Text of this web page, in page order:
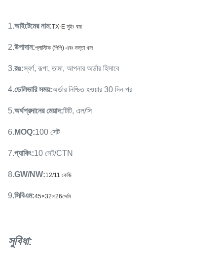
1.আইটেমের নাম:TX-E সুইং বার
2.উপাদান:প্লাস্টিক (পিপি) এবং দস্তা খাদ
3.রঙ:স্বর্ণ, রূপা, তামা, আপনার অর্ডার হিসাবে
4.ডেলিভারি সময়:অর্ডার নিশ্চিত হওয়ার 30 দিন পর
5.অর্থপ্রদানের মেয়াদ:টিটি, এল/সি
6. MOQ:100 সেট
7.প্যাকিং:10 সেট/CTN
8.GW/NW:12/11 কেজি
9.সিবিএম:45×32×26সেমি
সুবিধা: